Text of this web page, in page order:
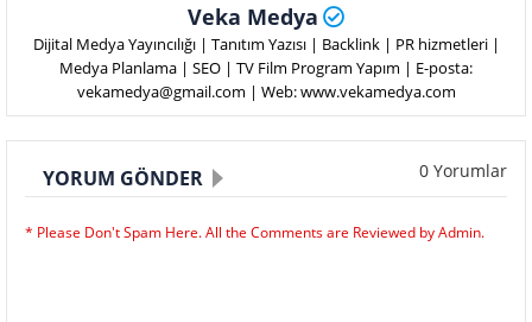
Veka Medya
Dijital Medya Yayıncılığı | Tanıtım Yazısı | Backlink | PR hizmetleri |
Medya Planlama | SEO | TV Film Program Yapım | E-posta:
vekamedya@gmail.com | Web: www.vekamedya.com
YORUM GÖNDER 0 Yorumlar
* Please Don't Spam Here. All the Comments are Reviewed by Admin.